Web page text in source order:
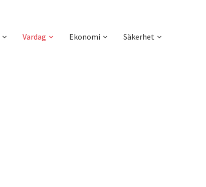
Vardag Ekonomi Säkerhet